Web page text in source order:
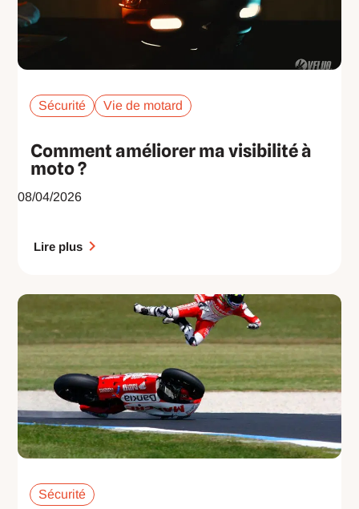
Sécurité Vie de motard
Comment améliorer ma visibilité à
moto ?
08/04/2026
Lire plus
Sécurité